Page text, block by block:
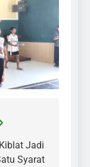
Jadi
Syarat